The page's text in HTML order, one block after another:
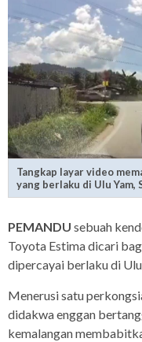
Tangkap layar video
yang berlaku di Ulu Yam,
PEMANDU sebuah
Toyota Estima dicari
dipercayai berlaku di
Menerusi satu
didakwa enggan
kemalangan